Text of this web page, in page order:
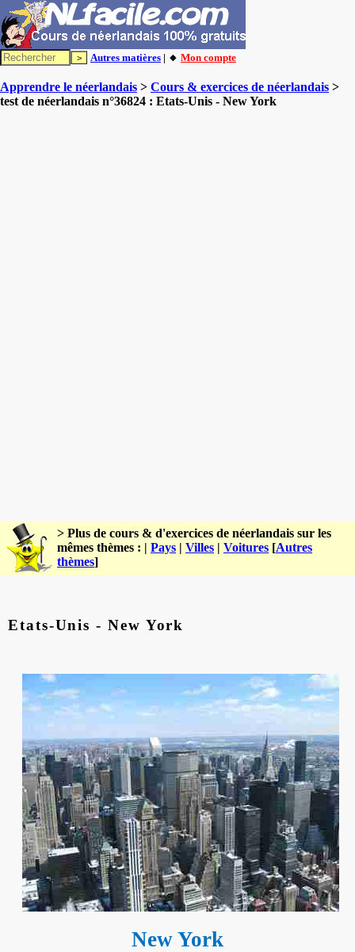
Autres matières | 🔸 Mon compte
Apprendre le néerlandais > Cours & exercices de néerlandais >
test de néerlandais n°36824 : Etats-Unis - New York
> Plus de cours & d'exercices de néerlandais sur les
mêmes thèmes : | Pays | Villes | Voitures [Autres
thèmes]
Etats-Unis - New York
New York